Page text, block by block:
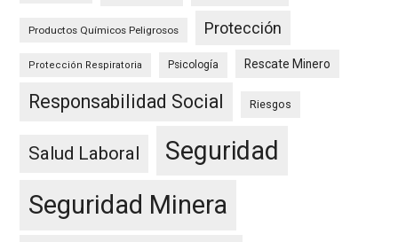
Productos Químicos Peligrosos Protección
Protección Respiratoria Psicología Rescate Minero
Responsabilidad Social Riesgos
Salud Laboral
Seguridad
Seguridad Minera